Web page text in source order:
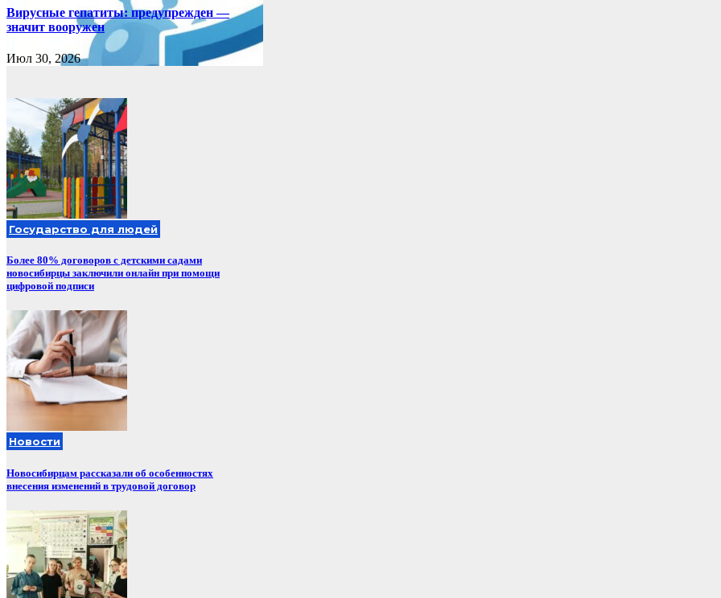
Вирусные гепатиты: предупрежден —
значит вооружен
Июл 30, 2026
Государство для людей
Более 80% договоров с детскими садами
новосибирцы заключили онлайн при помощи
цифровой подписи
Новости
Новосибирцам рассказали об особенностях
внесения изменений в трудовой договор